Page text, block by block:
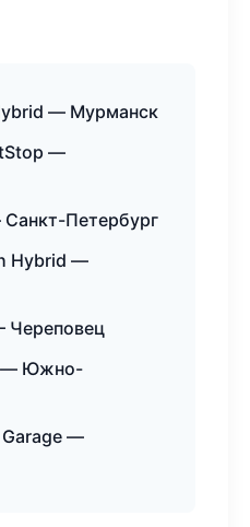
— Мурманск
—
Петербург
Hybrid —
Череповец
— Южно-
Garage —